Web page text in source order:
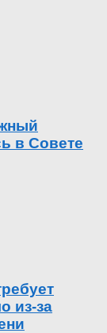
в Совете
из-за